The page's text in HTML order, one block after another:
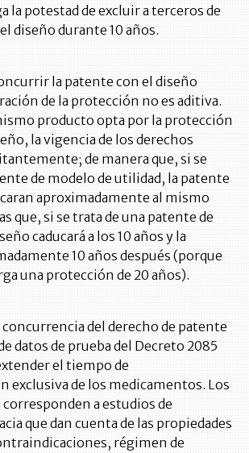
la potestad de excluir a terceros de
diseño durante 10 años.
la patente con el diseño
de la protección no es aditiva.
producto opta por la protección
la vigencia de los derechos
de manera que, si se
de modelo de utilidad, la patente
aproximadamente al mismo
que, si se trata de una patente de
caducará a los 10 años y la
10 años después (porque
una protección de 20 años).
del derecho de patente
datos de prueba del Decreto 2085
el tiempo de
exclusiva de los medicamentos. Los
corresponden a estudios de
que dan cuenta de las propiedades
régimen de